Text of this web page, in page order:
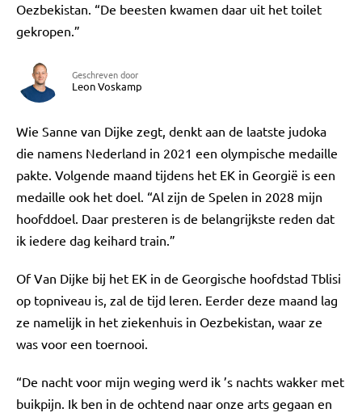
Oezbekistan. “De beesten kwamen daar uit het toilet
gekropen.”
Geschreven door
Leon Voskamp
Wie Sanne van Dijke zegt, denkt aan de laatste judoka
die namens Nederland in 2021 een olympische medaille
pakte. Volgende maand tijdens het EK in Georgië is een
medaille ook het doel. “Al zijn de Spelen in 2028 mijn
hoofddoel. Daar presteren is de belangrijkste reden dat
ik iedere dag keihard train.”
Of Van Dijke bij het EK in de Georgische hoofdstad Tblisi
op topniveau is, zal de tijd leren. Eerder deze maand lag
ze namelijk in het ziekenhuis in Oezbekistan, waar ze
was voor een toernooi.
“De nacht voor mijn weging werd ik ’s nachts wakker met
buikpijn. Ik ben in de ochtend naar onze arts gegaan en